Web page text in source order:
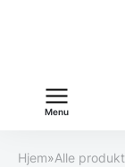
Menu
Hjem»Alle